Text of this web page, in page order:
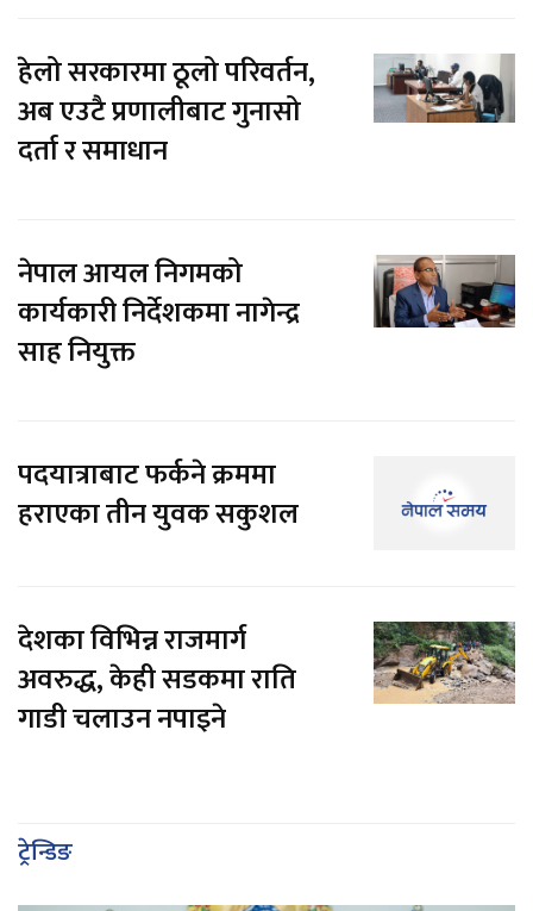
हेलो सरकारमा ठूलो परिवर्तन,
अब एउटै प्रणालीबाट गुनासो
दर्ता र समाधान
नेपाल आयल निगमको
कार्यकारी निर्देशकमा नागेन्द्र
साह नियुक्त
पदयात्राबाट फर्कने क्रममा
हराएका तीन युवक सकुशल
देशका विभिन्न राजमार्ग
अवरुद्ध, केही सडकमा राति
गाडी चलाउन नपाइने
ट्रेन्डिङ